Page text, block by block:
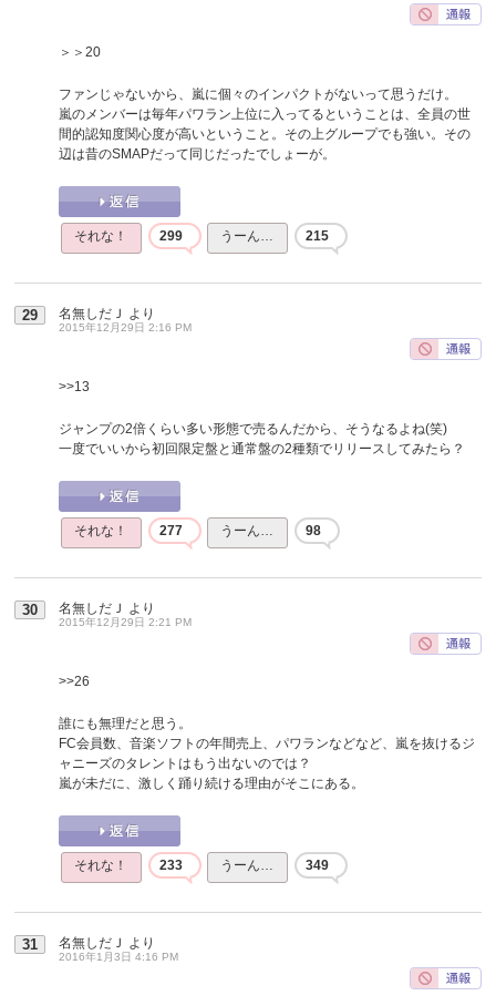
＞＞20
ファンじゃないから、嵐に個々のインパクトがないって思うだけ。
嵐のメンバーは毎年パワラン上位に入ってるということは、全員の世
間的認知度関心度が高いということ。その上グループでも強い。その
辺は昔のSMAPだって同じだったでしょーが。
それな！ 299 うーん… 215
29 名無しだＪ より
2015年12月29日 2:16 PM
>>13
ジャンプの2倍くらい多い形態で売るんだから、そうなるよね(笑)
一度でいいから初回限定盤と通常盤の2種類でリリースしてみたら？
それな！ 277 うーん… 98
30 名無しだＪ より
2015年12月29日 2:21 PM
>>26
誰にも無理だと思う。
FC会員数、音楽ソフトの年間売上、パワランなどなど、嵐を抜けるジ
ャニーズのタレントはもう出ないのでは？
嵐が未だに、激しく踊り続ける理由がそこにある。
それな！ 233 うーん… 349
31 名無しだＪ より
2016年1月3日 4:16 PM